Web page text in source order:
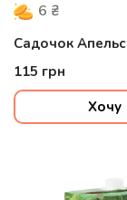
6 ₴
Садочок
115 грн
Хочу